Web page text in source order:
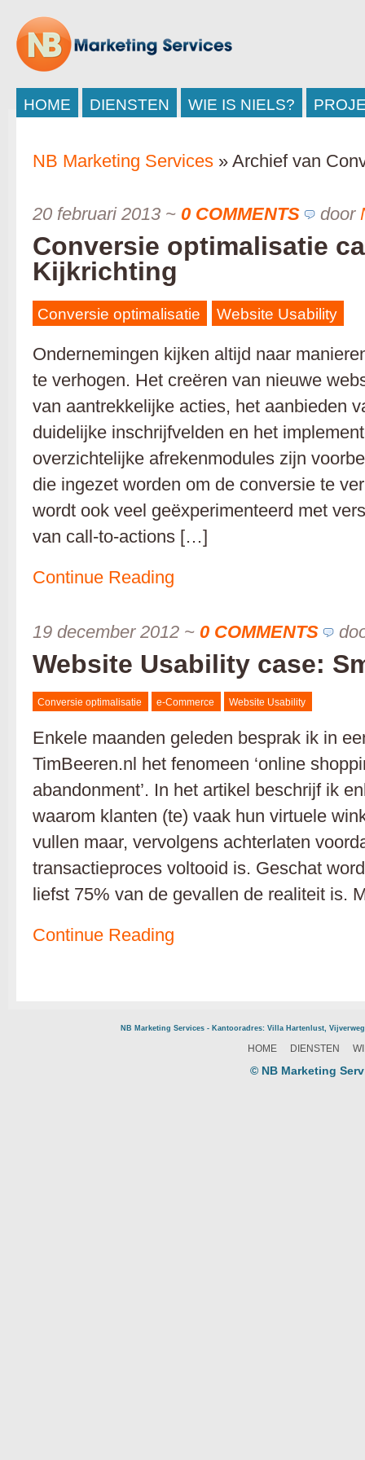
HOME DIENSTEN WIE IS NIELS?
NB Marketing Services » Archief van
20 februari 2013 ~ 0 COMMENTS door
Conversie optimalisatie
Kijkrichting
Conversie optimalisatie Website Usability
Ondernemingen kijken altijd naar
te verhogen. Het creëren van nieuwe
van aantrekkelijke acties, het aanbieden
duidelijke inschrijfvelden en het
overzichtelijke afrekenmodules zijn
die ingezet worden om de conversie te
wordt ook veel geëxperimenteerd met
van call-to-actions […]
Continue Reading
19 december 2012 ~ 0 COMMENTS
Website Usability case:
Conversie optimalisatie e-Commerce Website Usability
Enkele maanden geleden besprak ik in
TimBeeren.nl het fenomeen ‘online
abandonment’. In het artikel beschrijf ik
waarom klanten (te) vaak hun virtuele
vullen maar, vervolgens achterlaten
transactieproces voltooid is. Geschat
liefst 75% van de gevallen de realiteit is.
Continue Reading
NB Marketing Services - Kantooradres: Villa Hartenlust, Vijverweg
HOME DIENSTEN
© NB Marketing